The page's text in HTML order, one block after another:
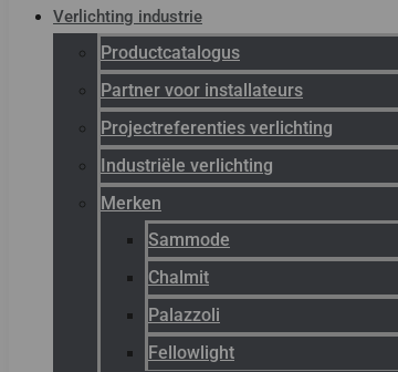
Verlichting industrie
Productcatalogus
Partner voor installateurs
Projectreferenties verlichting
Industriële verlichting
Merken
Sammode
Chalmit
Palazzoli
Fellowlight